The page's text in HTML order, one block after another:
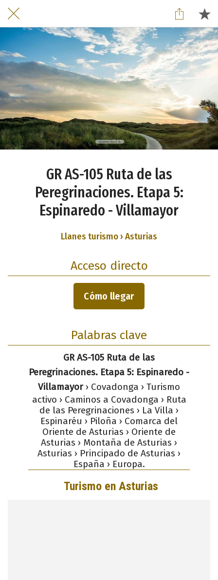
GR AS-105 Ruta de las
Peregrinaciones. Etapa 5:
Espinaredo - Villamayor
Llanes turismo › Asturias
Acceso directo
Cómo llegar
Palabras clave
GR AS-105 Ruta de las
Peregrinaciones. Etapa 5: Espinaredo -
Villamayor› Covadonga › Turismo
activo › Caminos a Covadonga › Ruta
de las Peregrinaciones › La Villa ›
Espinaréu › Piloña › Comarca del
Oriente de Asturias › Oriente de
Asturias › Montaña de Asturias ›
Asturias › Principado de Asturias ›
España › Europa.